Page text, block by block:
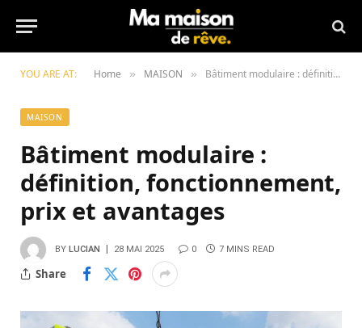
YOU ARE AT: Home » MAISON » Bâtiment modulaire : définition, fonctionnement, prix et avantages
MAISON
Bâtiment modulaire :
définition, fonctionnement,
prix et avantages
BY LUCIAN 28 MAI 2025 0 7 MINS READ
Share